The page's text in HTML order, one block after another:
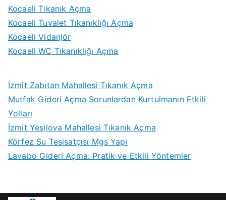
Kocaeli Tıkanık Açma
Kocaeli Tuvalet Tıkanıklığı Açma
Kocaeli Vidanjör
Kocaeli WC Tıkanıklığı Açma
İzmit Zabıtan Mahallesi Tıkanık Açma
Mutfak Gideri Açma Sorunlardan Kurtulmanın Etkili
Yolları
İzmit Yeşilova Mahallesi Tıkanık Açma
Körfez Su Tesisatçısı Mgs Yapı
Lavabo Gideri Açma: Pratik ve Etkili Yöntemler